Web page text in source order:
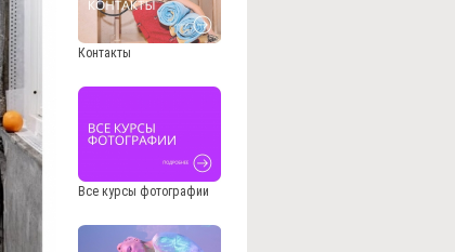
Контакты
Все курсы фотографии